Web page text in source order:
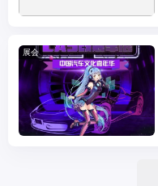
展会